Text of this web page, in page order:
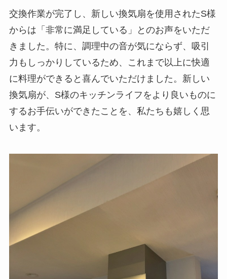
交換作業が完了し、新しい換気扇を使用されたS様
からは「非常に満足している」とのお声をいただ
きました。特に、調理中の音が気にならず、吸引
力もしっかりしているため、これまで以上に快適
に料理ができると喜んでいただけました。新しい
換気扇が、S様のキッチンライフをより良いものに
するお手伝いができたことを、私たちも嬉しく思
います。